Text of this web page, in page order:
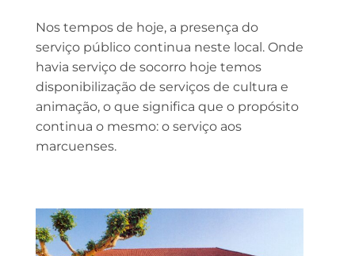
Nos tempos de hoje, a presença do
serviço público continua neste local. Onde
havia serviço de socorro hoje temos
disponibilização de serviços de cultura e
animação, o que significa que o propósito
continua o mesmo: o serviço aos
marcuenses.